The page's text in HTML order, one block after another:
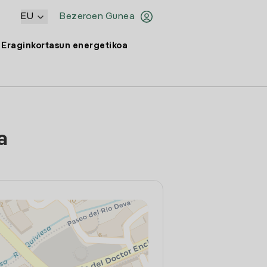
Bezeroen Gunea
EU
Eraginkortasun energetikoa